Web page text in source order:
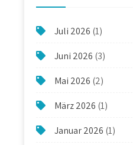
Juli 2026 (1)
Juni 2026 (3)
Mai 2026 (2)
März 2026 (1)
Januar 2026 (1)